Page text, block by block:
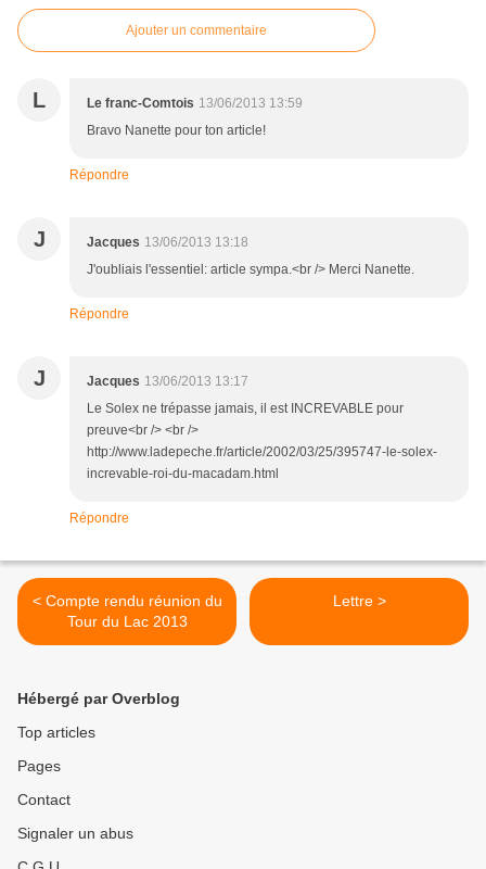
Ajouter un commentaire
L Le franc-Comtois 13/06/2013 13:59
Bravo Nanette pour ton article!
Répondre
J Jacques 13/06/2013 13:18
J'oubliais l'essentiel: article sympa.<br /> Merci Nanette.
Répondre
J Jacques 13/06/2013 13:17
Le Solex ne trépasse jamais, il est INCREVABLE pour
preuve<br /> <br />
http://www.ladepeche.fr/article/2002/03/25/395747-le-solex-
increvable-roi-du-macadam.html
Répondre
< Compte rendu réunion du
Tour du Lac 2013
Lettre >
Hébergé par Overblog
Top articles
Pages
Contact
Signaler un abus